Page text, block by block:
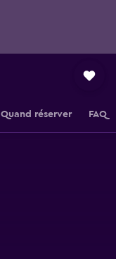
Quand réserver FAQ